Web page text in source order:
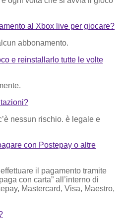
al Xbox live per giocare?
abbonamento.
e reinstallarlo tutte le volte
nessun rischio. è legale e
con Postepay o altre
il pagamento tramite
con carta” all’interno di
Mastercard, Visa, Maestro,